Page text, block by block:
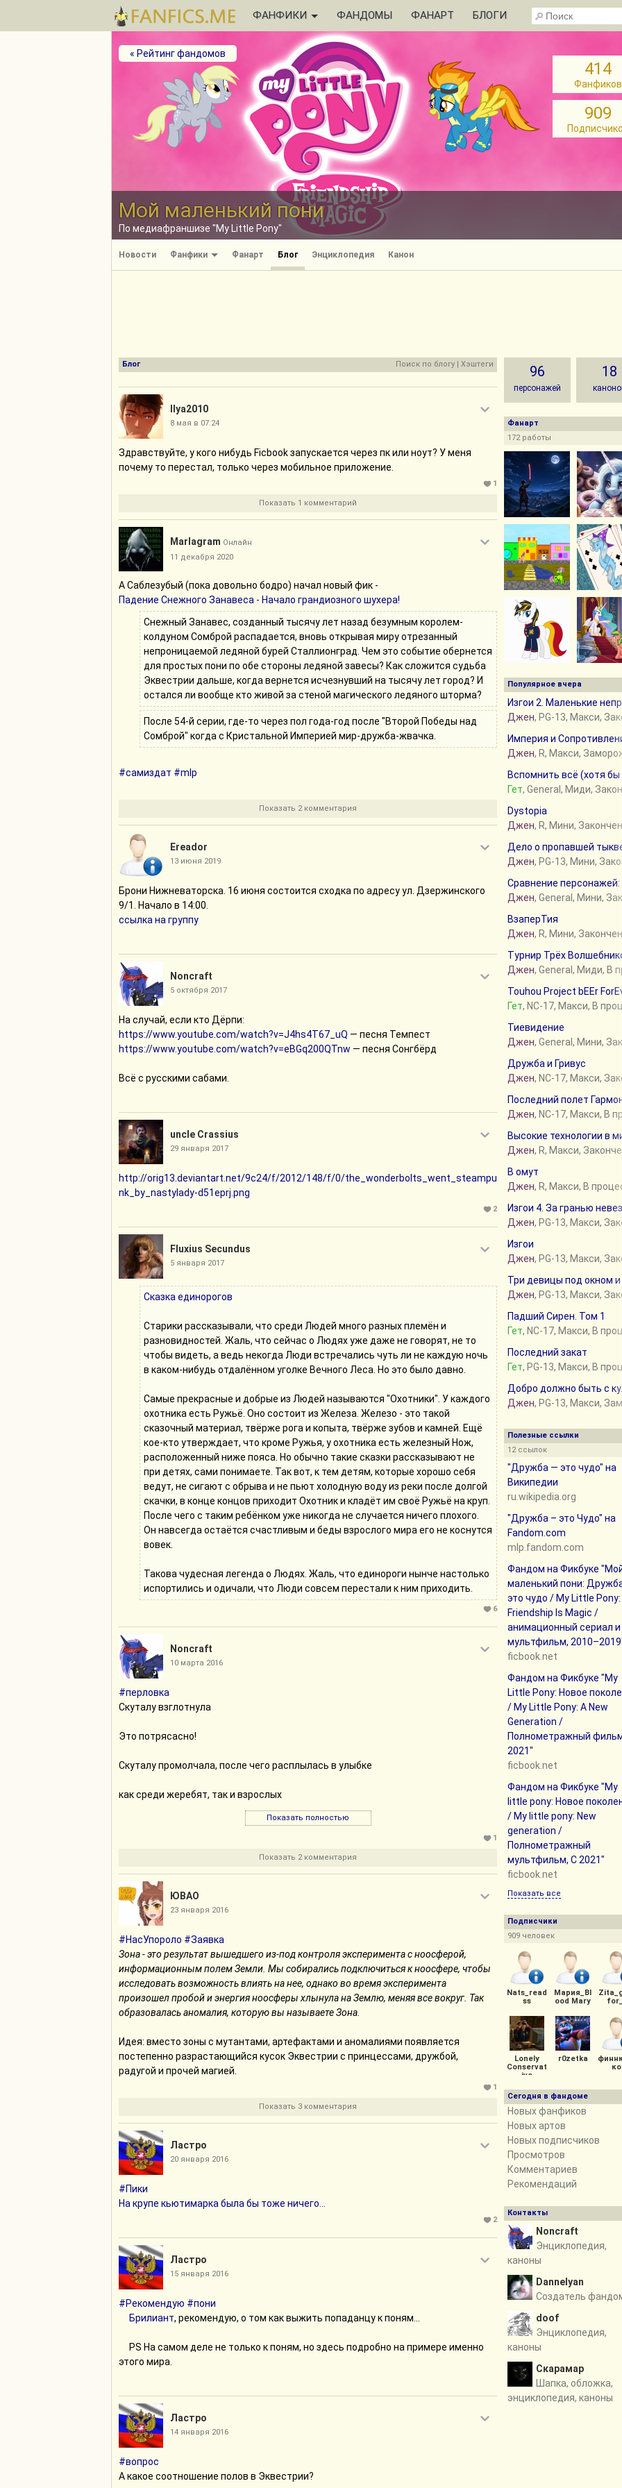
ФАНФИКИ ФАНДОМЫ ФАНАРТ БЛОГИ
Мой маленький пони
По медиафраншизе "My Little Pony"
« Рейтинг фандомов
414
Фанфиков
909
Новости Фанфики Фанарт Блог Энциклопедия Канон
Блог Поиск по блогу | Хэштеги
Ilya2010
8 мая в 07:24
Здравствуйте, у кого нибудь Ficbook запускается через пк или ноут? У меня
почему то перестал, только через мобильное приложение.
1
Показать 1 комментарий
Marlagram Онлайн
11 декабря 2020
А Саблезубый (пока довольно бодро) начал новый фик -
Падение Снежного Занавеса - Начало грандиозного шухера!
Снежный Занавес, созданный тысячу лет назад безумным королем-
колдуном Сомброй распадается, вновь открывая миру отрезанный
непроницаемой ледяной бурей Сталлионград. Чем это событие обернется
для простых пони по обе стороны ледяной завесы? Как сложится судьба
Эквестрии дальше, когда вернется исчезнувший на тысячу лет город? И
остался ли вообще кто живой за стеной магического ледяного шторма?
После 54-й серии, где-то через пол года-год после "Второй Победы над
Сомброй" когда с Кристальной Империей мир-дружба-жвачка.
#самиздат #mlp
Показать 2 комментария
Ereador
13 июня 2019
Брони Нижневаторска. 16 июня состоится сходка по адресу ул. Дзержинского
9/1. Начало в 14:00.
ссылка на группу
Noncraft
5 октября 2017
На случай, если кто Дёрпи:
https://www.youtube.com/watch?v=J4hs4T67_uQ — песня Темпест
https://www.youtube.com/watch?v=eBGq200QTnw — песня Сонгбёрд
Всё с русскими сабами.
uncle Crassius
29 января 2017
http://orig13.deviantart.net/9c24/f/2012/148/f/0/the_wonderbolts_went_steampu
nk_by_nastylady-d51eprj.png
2
Fluxius Secundus
5 января 2017
Сказка единорогов
Старики рассказывали, что среди Людей много разных племён и
разновидностей. Жаль, что сейчас о Людях уже даже не говорят, не то
чтобы видеть, а ведь некогда Люди встречались чуть ли не каждую ночь
в каком-нибудь отдалённом уголке Вечного Леса. Но это было давно.
Самые прекрасные и добрые из Людей называются "Охотники". У каждого
охотника есть Ружьё. Оно состоит из Железа. Железо - это такой
сказочный материал, твёрже рога и копыта, твёрже зубов и камней. Ещё
кое-кто утверждает, что кроме Ружья, у охотника есть железный Нож,
расположенный ниже пояса. Но обычно такие сказки рассказывают не
при детях, сами понимаете. Так вот, к тем детям, которые хорошо себя
ведут, не сигают с обрыва и не пьют холодную воду из реки после долгой
скачки, в конце концов приходит Охотник и кладёт им своё Ружьё на круп.
После чего с таким ребёнком уже никогда не случается ничего плохого.
Он навсегда остаётся счастливым и беды взрослого мира его не коснутся
вовек.
Такова чудесная легенда о Людях. Жаль, что единороги нынче настолько
испортились и одичали, что Люди совсем перестали к ним приходить.
6
Noncraft
10 марта 2016
#перловка
Скуталу взглотнула
Это потрясасно!
Скуталу промолчала, после чего расплылась в улыбке
как среди жеребят, так и взрослых
а ещё она разрешила им посидеть после детского времени
Опрос (по сути допрос) занял несколько часов, но Твайлайт, по крайней мере,
на вопросы.
Скуталу почувствовала, как её охватило озорное желание.
должны тебя залюбить тебя!
нах даже сердца нет (“у них”)
Эппл Блуд
какое решение вы примешь
Рэйнбоу Дэш изнассиловала панцирь Скуталу (“rapped” И это было ради лулзов)
Тиара покинула зону слышимости
уметь копировать умение летать
Кролева Кризалис
Стукалу
Сукталу
Спипс
Стойло для свиней
Она начала нагонять свинью через десять минут скачек по лесам (они на
ферме, яблочный лес - это… концептуально)
Крылья снова обрели перья
Очень насыщающе.
Показать полностью
1
Показать 2 комментария
ЮВАО
23 января 2016
#НасУпороло #Заявка
Зона - это результат вышедшего из-под контроля эксперимента с ноосферой,
информационным полем Земли. Мы собирались подключиться к ноосфере, чтобы
исследовать возможность влиять на нее, однако во время эксперимента
произошел пробой и энергия ноосферы хлынула на Землю, меняя все вокруг. Так
образовалась аномалия, которую вы называете Зона.
Идея: вместо зоны с мутантами, артефактами и аномалиями появляется
постепенно разрастающийся кусок Эквестрии с принцессами, дружбой,
радугой и прочей магией.
1
Показать 3 комментария
Ластро
20 января 2016
#Пики
На крупе кьютимарка была бы тоже ничего...
2
Ластро
15 января 2016
#Рекомендую #пони
Брилиант, рекомендую, о том как выжить попаданцу к поням...
PS На самом деле не только к поням, но здесь подробно на примере именно
этого мира.
Ластро
14 января 2016
#вопрос
А какое соотношение полов в Эквестрии?
96
персонажей
18
Фанарт
172 работы
Популярное вчера
Изгои 2. Маленькие
Джен, PG-13, Макси,
Империя и
Джен, R, Макси,
Вспомнить всё (хотя
Гет, General, Миди,
Dystopia
Джен, R, Мини, Закончен
Дело о пропавшей
Джен, PG-13, Мини,
Сравнение
Джен, General, Мини,
ВзаперТия
Джен, R, Мини, Закончен
Турнир Трёх
Джен, General, Миди, В
Touhou Project bEEr
Гет, NC-17, Макси, В
Тиевидение
Джен, General, Мини,
Дружба и Гривус
Джен, NC-17, Макси,
Последний полет
Джен, NC-17, Макси, В
Высокие технологии в
Джен, R, Макси,
В омут
Джен, R, Макси, В
Изгои 4. За гранью
Джен, PG-13, Макси,
Изгои
Джен, PG-13, Макси,
Три девицы под окном
Джен, PG-13, Макси,
Падший Сирен. Том 1
Гет, NC-17, Макси, В
Последний закат
Гет, PG-13, Макси, В
Добро должно быть с
Джен, PG-13, Макси,
Полезные ссылки
12 ссылок
"Дружба — это чудо" на
Википедии
ru.wikipedia.org
"Дружба – это Чудо" на
Fandom.com
mlp.fandom.com
Фандом на Фикбуке
маленький пони:
это чудо / My Little Pony:
Friendship Is Magic /
анимационный сериал и
мультфильм,
ficbook.net
Фандом на Фикбуке "My
Little Pony: Новое
/ My Little Pony: A New
Generation /
Полнометражный
2021"
ficbook.net
Фандом на Фикбуке "My
little pony: Новое
/ My little pony: New
generation /
Полнометражный
мультфильм, С 2021"
ficbook.net
Показать все
Подписчики
909 человек
Nats_read
ss
Мария_Bl
ood Mary
Lonely
Conservat
ive
r0zetka
Сегодня в фандоме
Новых фанфиков
Новых артов
Новых подписчиков
Просмотров
Комментариев
Рекомендаций
Контакты
Noncraft
Энциклопедия,
каноны
Dannelyan
Создатель
doof
Энциклопедия,
каноны
Скарамар
Шапка, обложка,
энциклопедия, каноны